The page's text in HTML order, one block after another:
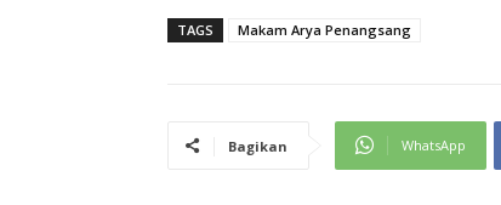
TAGS Makam Arya Penangsang
Bagikan WhatsApp